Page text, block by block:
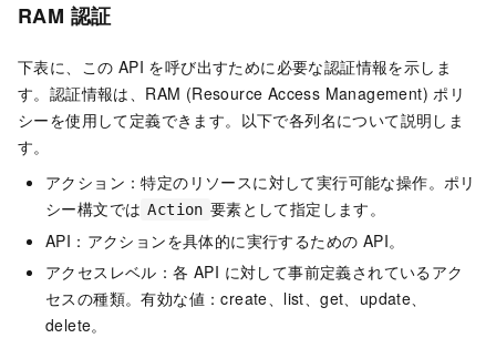
RAM 認証
下表に、この API を呼び出すために必要な認証情報を示しま
す。認証情報は、RAM (Resource Access Management) ポリ
シーを使用して定義できます。以下で各列名について説明しま
す。
アクション：特定のリソースに対して実行可能な操作。ポリ
シー構文では Action 要素として指定します。
API：アクションを具体的に実行するための API。
アクセスレベル：各 API に対して事前定義されているアク
セスの種類。有効な値：create、list、get、update、
delete。